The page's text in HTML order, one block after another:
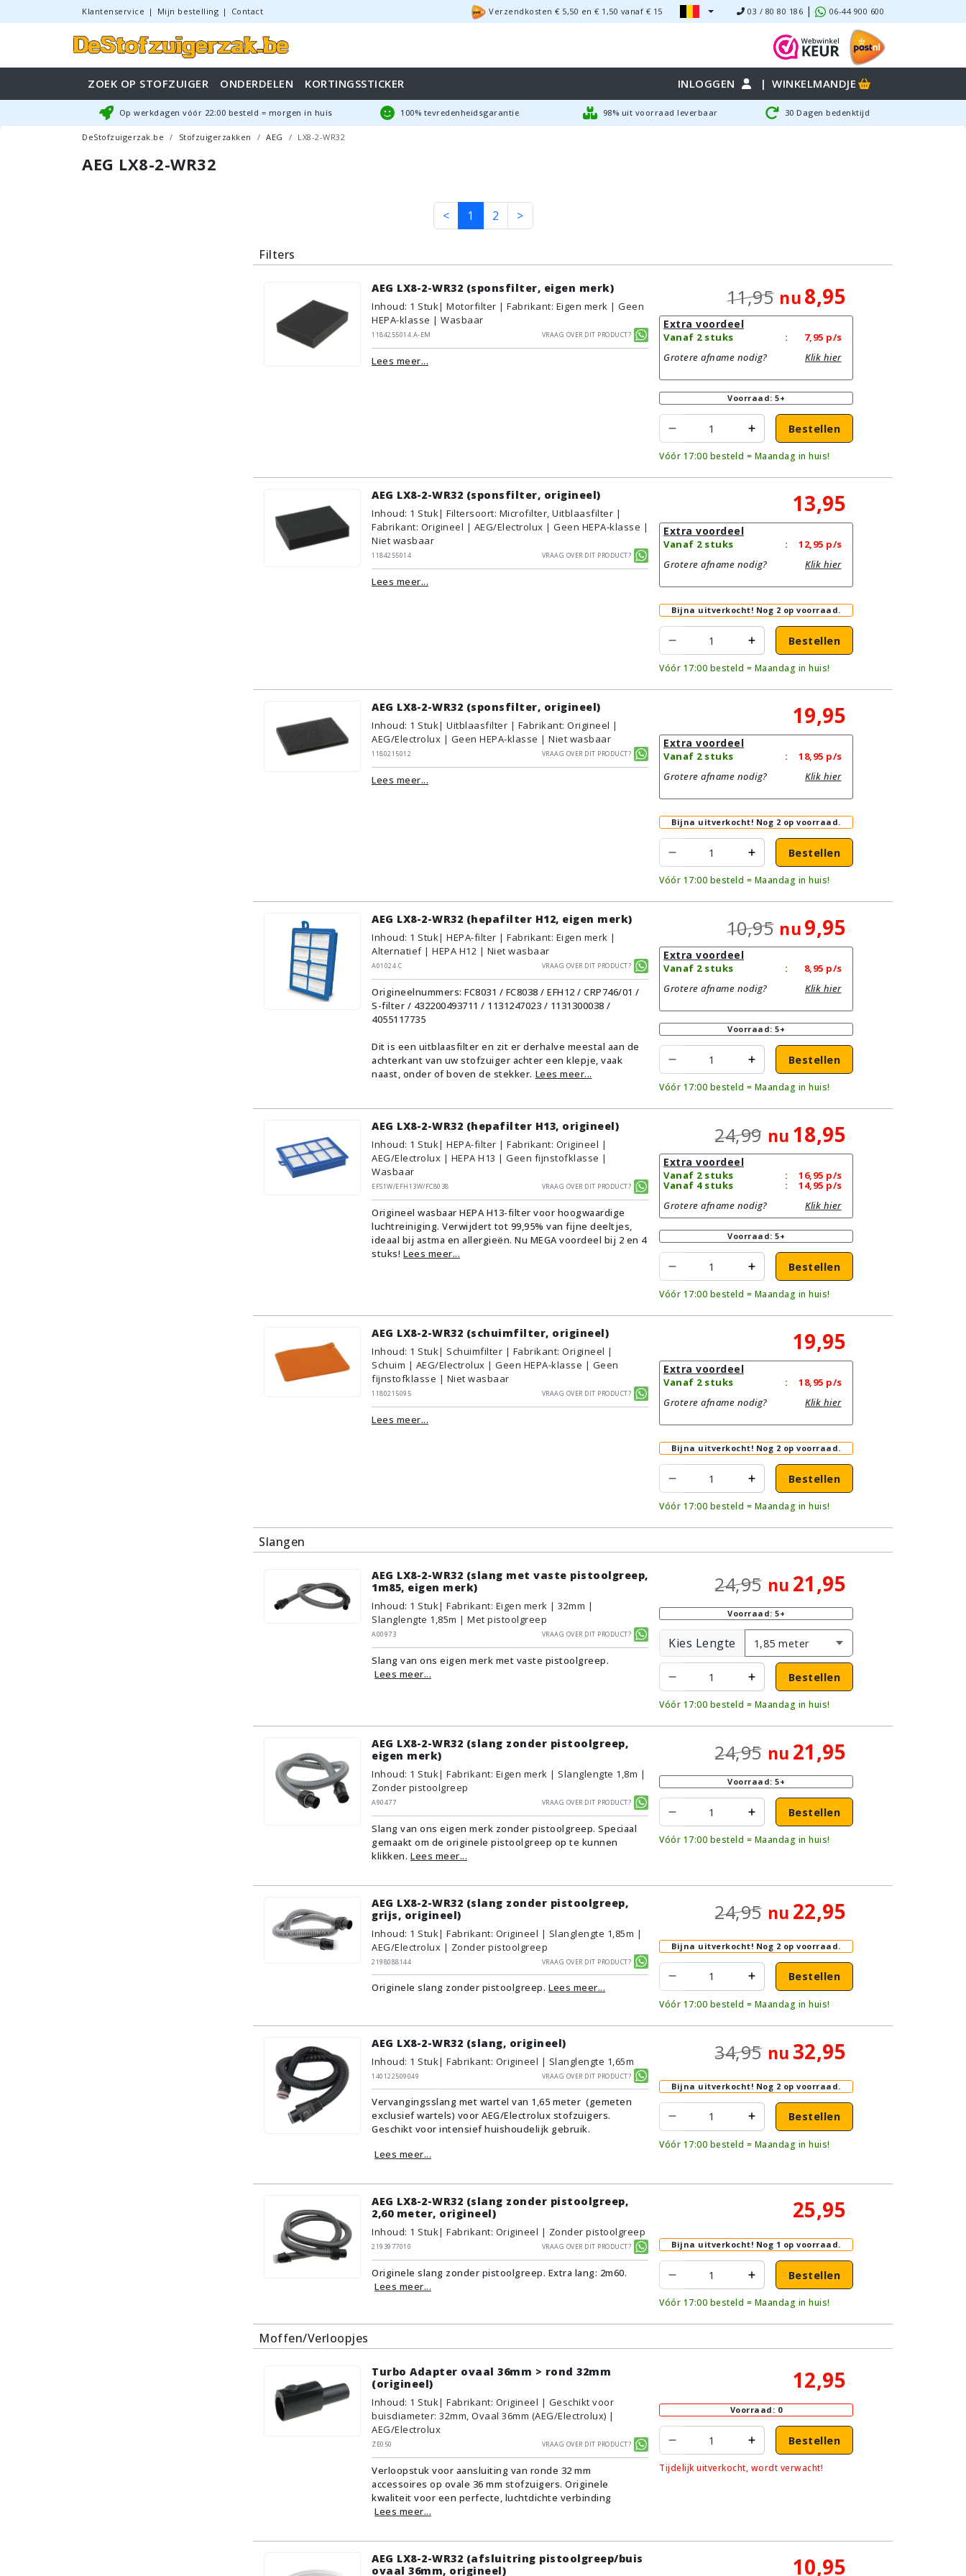
Klantenservice | Mijn bestelling | Contact Verzendkosten € 5,50 en € 1,50 vanaf € 15 03 / 80 80 186 | 06-44 900 600
ZOEK OP STOFZUIGER ONDERDELEN KORTINGSSTICKER INLOGGEN | WINKELMANDJE
Op werkdagen vóór 22:00 besteld = morgen in huis 100% tevredenheidsgarantie 98% uit voorraad leverbaar 30 Dagen bedenktijd
DeStofzuigerzak.be Stofzuigerzakken AEG LX8-2-WR32
AEG LX8-2-WR32
< 1 2 >
Filters
AEG LX8-2-WR32 (sponsfilter, eigen merk)
Inhoud: 1 Stuk| Motorfilter | Fabrikant: Eigen merk | Geen
HEPA-klasse | Wasbaar
1184255014.A-EM
Vraag over dit product?
Lees meer...
11,95 nu8,95
Extra voordeel
Vanaf 2 stuks : 7,95 p/s
Grotere afname nodig?
Klik hier
Voorraad: 5+
Bestellen
Vóór 17:00 besteld = Maandag in huis!
AEG LX8-2-WR32 (sponsfilter, origineel)
Inhoud: 1 Stuk| Filtersoort: Microfilter, Uitblaasfilter |
Fabrikant: Origineel | AEG/Electrolux | Geen HEPA-klasse |
Niet wasbaar
1184255014
Vraag over dit product?
Lees meer...
13,95
Extra voordeel
Vanaf 2 stuks : 12,95 p/s
Grotere afname nodig?
Klik hier
Bijna uitverkocht! Nog 2 op voorraad.
Bestellen
Vóór 17:00 besteld = Maandag in huis!
AEG LX8-2-WR32 (sponsfilter, origineel)
Inhoud: 1 Stuk| Uitblaasfilter | Fabrikant: Origineel |
AEG/Electrolux | Geen HEPA-klasse | Niet wasbaar
1180215012
Vraag over dit product?
Lees meer...
19,95
Extra voordeel
Vanaf 2 stuks : 18,95 p/s
Grotere afname nodig?
Klik hier
Bijna uitverkocht! Nog 2 op voorraad.
Bestellen
Vóór 17:00 besteld = Maandag in huis!
AEG LX8-2-WR32 (hepafilter H12, eigen merk)
Inhoud: 1 Stuk| HEPA-filter | Fabrikant: Eigen merk |
Alternatief | HEPA H12 | Niet wasbaar
A01024.C
Vraag over dit product?
Origineelnummers: FC8031 / FC8038 / EFH12 / CRP746/01 /
S-filter / 432200493711 / 1131247023 / 1131300038 /
4055117735
Dit is een uitblaasfilter en zit er derhalve meestal aan de
achterkant van uw stofzuiger achter een klepje, vaak
naast, onder of boven de stekker. Lees meer...
10,95 nu9,95
Extra voordeel
Vanaf 2 stuks : 8,95 p/s
Grotere afname nodig?
Klik hier
Voorraad: 5+
Bestellen
Vóór 17:00 besteld = Maandag in huis!
AEG LX8-2-WR32 (hepafilter H13, origineel)
Inhoud: 1 Stuk| HEPA-filter | Fabrikant: Origineel |
AEG/Electrolux | HEPA H13 | Geen fijnstofklasse |
Wasbaar
EFS1W/EFH13W/FC8038
Vraag over dit product?
Origineel wasbaar HEPA H13-filter voor hoogwaardige
luchtreiniging. Verwijdert tot 99,95% van fijne deeltjes,
ideaal bij astma en allergieën. Nu MEGA voordeel bij 2 en 4
stuks! Lees meer...
24,99 nu 18,95
Extra voordeel
Vanaf 2 stuks : 16,95 p/s
Vanaf 4 stuks : 14,95 p/s
Grotere afname nodig?
Klik hier
Voorraad: 5+
Bestellen
Vóór 17:00 besteld = Maandag in huis!
AEG LX8-2-WR32 (schuimfilter, origineel)
Inhoud: 1 Stuk| Schuimfilter | Fabrikant: Origineel |
Schuim | AEG/Electrolux | Geen HEPA-klasse | Geen
fijnstofklasse | Niet wasbaar
1180215095
Vraag over dit product?
Lees meer...
19,95
Extra voordeel
Vanaf 2 stuks : 18,95 p/s
Grotere afname nodig?
Klik hier
Bijna uitverkocht! Nog 2 op voorraad.
Bestellen
Vóór 17:00 besteld = Maandag in huis!
Slangen
AEG LX8-2-WR32 (slang met vaste pistoolgreep,
1m85, eigen merk)
Inhoud: 1 Stuk| Fabrikant: Eigen merk | 32mm |
Slanglengte 1,85m | Met pistoolgreep
A00973
Vraag over dit product?
Slang van ons eigen merk met vaste pistoolgreep.
Lees meer...
24,95 nu 21,95
Voorraad: 5+
Kies Lengte
Bestellen
Vóór 17:00 besteld = Maandag in huis!
AEG LX8-2-WR32 (slang zonder pistoolgreep,
eigen merk)
Inhoud: 1 Stuk| Fabrikant: Eigen merk | Slanglengte 1,8m |
Zonder pistoolgreep
A90477
Vraag over dit product?
Slang van ons eigen merk zonder pistoolgreep. Speciaal
gemaakt om de originele pistoolgreep op te kunnen
klikken. Lees meer...
24,95 nu 21,95
Voorraad: 5+
Bestellen
Vóór 17:00 besteld = Maandag in huis!
AEG LX8-2-WR32 (slang zonder pistoolgreep,
grijs, origineel)
Inhoud: 1 Stuk| Fabrikant: Origineel | Slanglengte 1,85m |
AEG/Electrolux | Zonder pistoolgreep
2198088144
Vraag over dit product?
Originele slang zonder pistoolgreep. Lees meer...
24,95 nu 22,95
Bijna uitverkocht! Nog 2 op voorraad.
Bestellen
Vóór 17:00 besteld = Maandag in huis!
AEG LX8-2-WR32 (slang, origineel)
Inhoud: 1 Stuk| Fabrikant: Origineel | Slanglengte 1,65m
140122509049
Vraag over dit product?
Vervangingsslang met wartel van 1,65 meter (gemeten
exclusief wartels) voor AEG/Electrolux stofzuigers.
Geschikt voor intensief huishoudelijk gebruik.
Lees meer...
34,95 nu 32,95
Bijna uitverkocht! Nog 2 op voorraad.
Bestellen
Vóór 17:00 besteld = Maandag in huis!
AEG LX8-2-WR32 (slang zonder pistoolgreep,
2,60 meter, origineel)
Inhoud: 1 Stuk| Fabrikant: Origineel | Zonder pistoolgreep
2193977010
Vraag over dit product?
Originele slang zonder pistoolgreep. Extra lang: 2m60.
Lees meer...
25,95
Bijna uitverkocht! Nog 1 op voorraad.
Bestellen
Vóór 17:00 besteld = Maandag in huis!
Moffen/Verloopjes
Turbo Adapter ovaal 36mm > rond 32mm
(origineel)
Inhoud: 1 Stuk| Fabrikant: Origineel | Geschikt voor
buisdiameter: 32mm, Ovaal 36mm (AEG/Electrolux) |
AEG/Electrolux
ZE050
Vraag over dit product?
Verloopstuk voor aansluiting van ronde 32 mm
accessoires op ovale 36 mm stofzuigers. Originele
kwaliteit voor een perfecte, luchtdichte verbinding
Lees meer...
12,95
Voorraad: 0
Bestellen
Tijdelijk uitverkocht, wordt verwacht!
AEG LX8-2-WR32 (afsluitring pistoolgreep/buis
ovaal 36mm, origineel)
10,95